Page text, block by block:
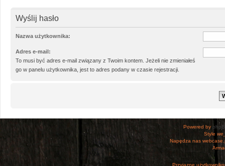
Wyślij hasło
Nazwa użytkownika:
Adres e-mail:
To musi być adres e-mail związany z Twoim kontem. Jeżeli nie zmieniałeś
go w panelu użytkownika, jest to adres podany w czasie rejestracji.
Powered by
Style
Napędza nas
Przyjazne